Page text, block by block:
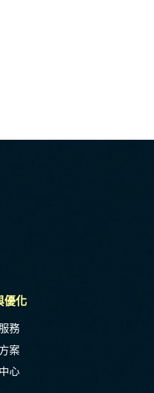
優化
務
案
心